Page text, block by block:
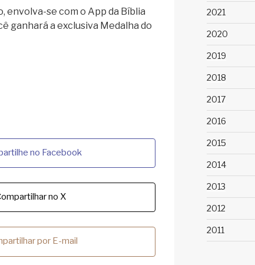
envolva-se com o App da Bíblia
ganhará a exclusiva Medalha do
no Facebook
no X
por E-mail
2021
2020
2019
2018
2017
2016
2015
2014
2013
2012
2011